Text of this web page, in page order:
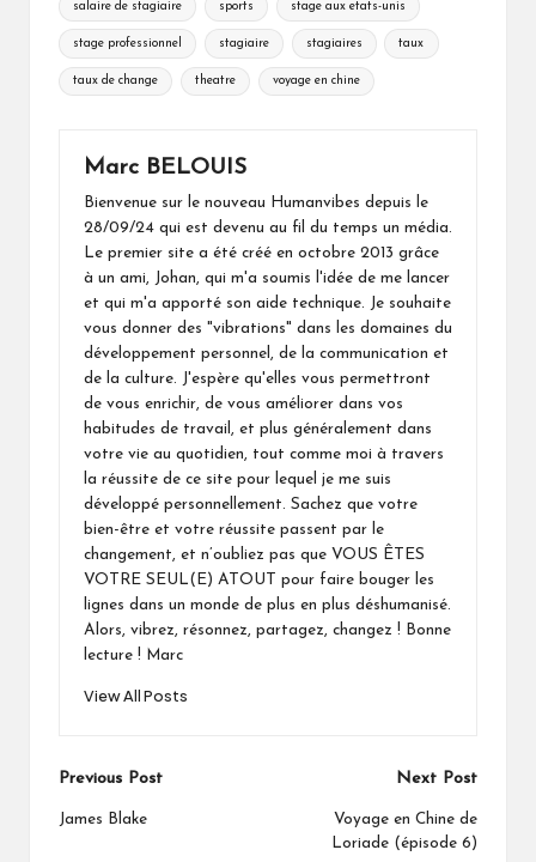
salaire de stagiaire sports stage aux etats-unis
stage professionnel stagiaire stagiaires taux
taux de change theatre voyage en chine
Marc BELOUIS
Bienvenue sur le nouveau Humanvibes depuis le
28/09/24 qui est devenu au fil du temps un média.
Le premier site a été créé en octobre 2013 grâce
à un ami, Johan, qui m'a soumis l'idée de me lancer
et qui m'a apporté son aide technique. Je souhaite
vous donner des "vibrations" dans les domaines du
développement personnel, de la communication et
de la culture. J'espère qu'elles vous permettront
de vous enrichir, de vous améliorer dans vos
habitudes de travail, et plus généralement dans
votre vie au quotidien, tout comme moi à travers
la réussite de ce site pour lequel je me suis
développé personnellement. Sachez que votre
bien-être et votre réussite passent par le
changement, et n’oubliez pas que VOUS ÊTES
VOTRE SEUL(E) ATOUT pour faire bouger les
lignes dans un monde de plus en plus déshumanisé.
Alors, vibrez, résonnez, partagez, changez ! Bonne
lecture ! Marc
View All Posts
Post
navigation
Previous Post
James Blake
Next Post
Voyage en Chine de
Loriade (épisode 6)